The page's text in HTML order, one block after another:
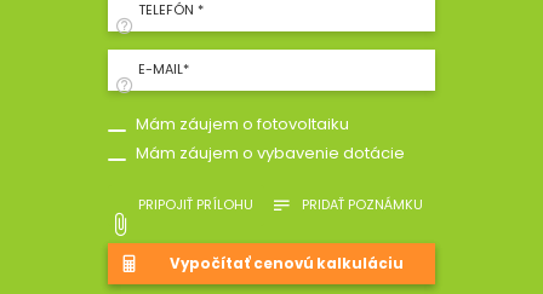
TELEFÓN *
E-MAIL*
Mám záujem o fotovoltaiku
Mám záujem o vybavenie dotácie
PRIPOJIŤ PRÍLOHU PRIDAŤ POZNÁMKU